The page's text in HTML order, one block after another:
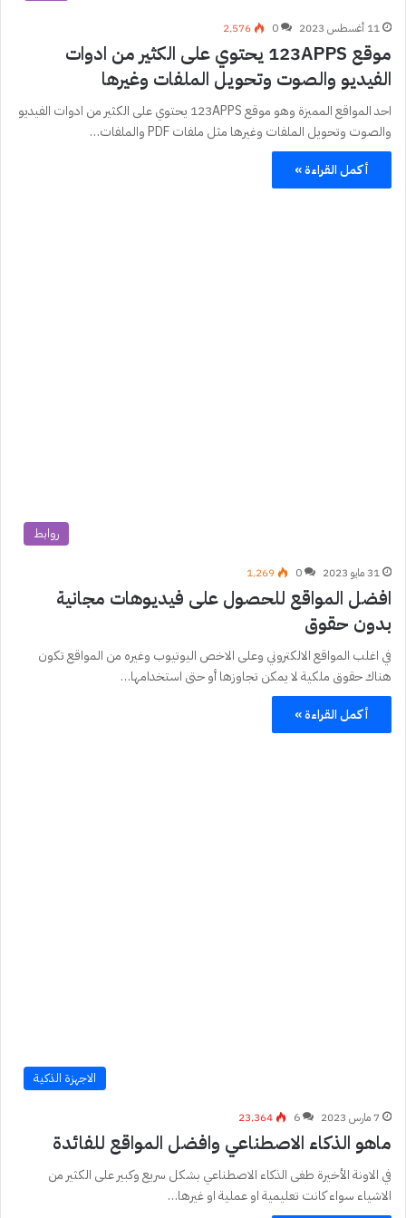
11 أغسطس 2023 0 2٬576
موقع 123APPS يحتوي على الكثير من ادوات
الفيديو والصوت وتحويل الملفات وغيرها
احد المواقع المميزة وهو موقع 123APPS يحتوي على الكثير من ادوات الفيديو
والصوت وتحويل الملفات وغيرها مثل ملفات PDF والملفات…
أكمل القراءة »
روابط
31 مايو 2023 0 1٬269
افضل المواقع للحصول على فيديوهات مجانية
بدون حقوق
في اغلب المواقع الالكتروني وعلى الاخص اليوتيوب وغيره من المواقع تكون
هناك حقوق ملكية لا يمكن تجاوزها أو حتى استخدامها…
أكمل القراءة »
الاجهزة الذكية
7 مارس 2023 6 23٬364
ماهو الذكاء الاصطناعي وافضل المواقع للفائدة
في الاونة الأخيرة طغى الذكاء الاصطناعي بشكل سريع وكبير على الكثير من
الاشياء سواء كانت تعليمية او عملية او غيرها…